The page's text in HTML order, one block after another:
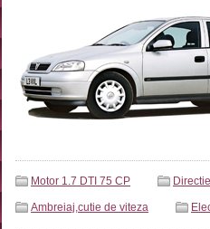
Motor 1.7 DTI 75 CP
Ambreiaj,cutie de viteza